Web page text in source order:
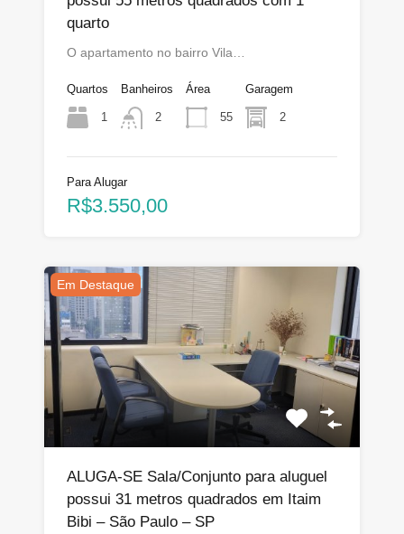
quarto
O apartamento no bairro Vila…
Quartos
1
Banheiros
2
Área
55
Garagem
2
Para Alugar
R$3.550,00
Em Destaque
ALUGA-SE Sala/Conjunto para aluguel
possui 31 metros quadrados em Itaim
Bibi – São Paulo – SP